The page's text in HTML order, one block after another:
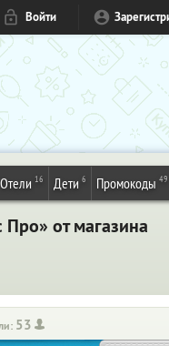
Войти
Отели 16 Дети 6 Промокоды 49
от магазина
53